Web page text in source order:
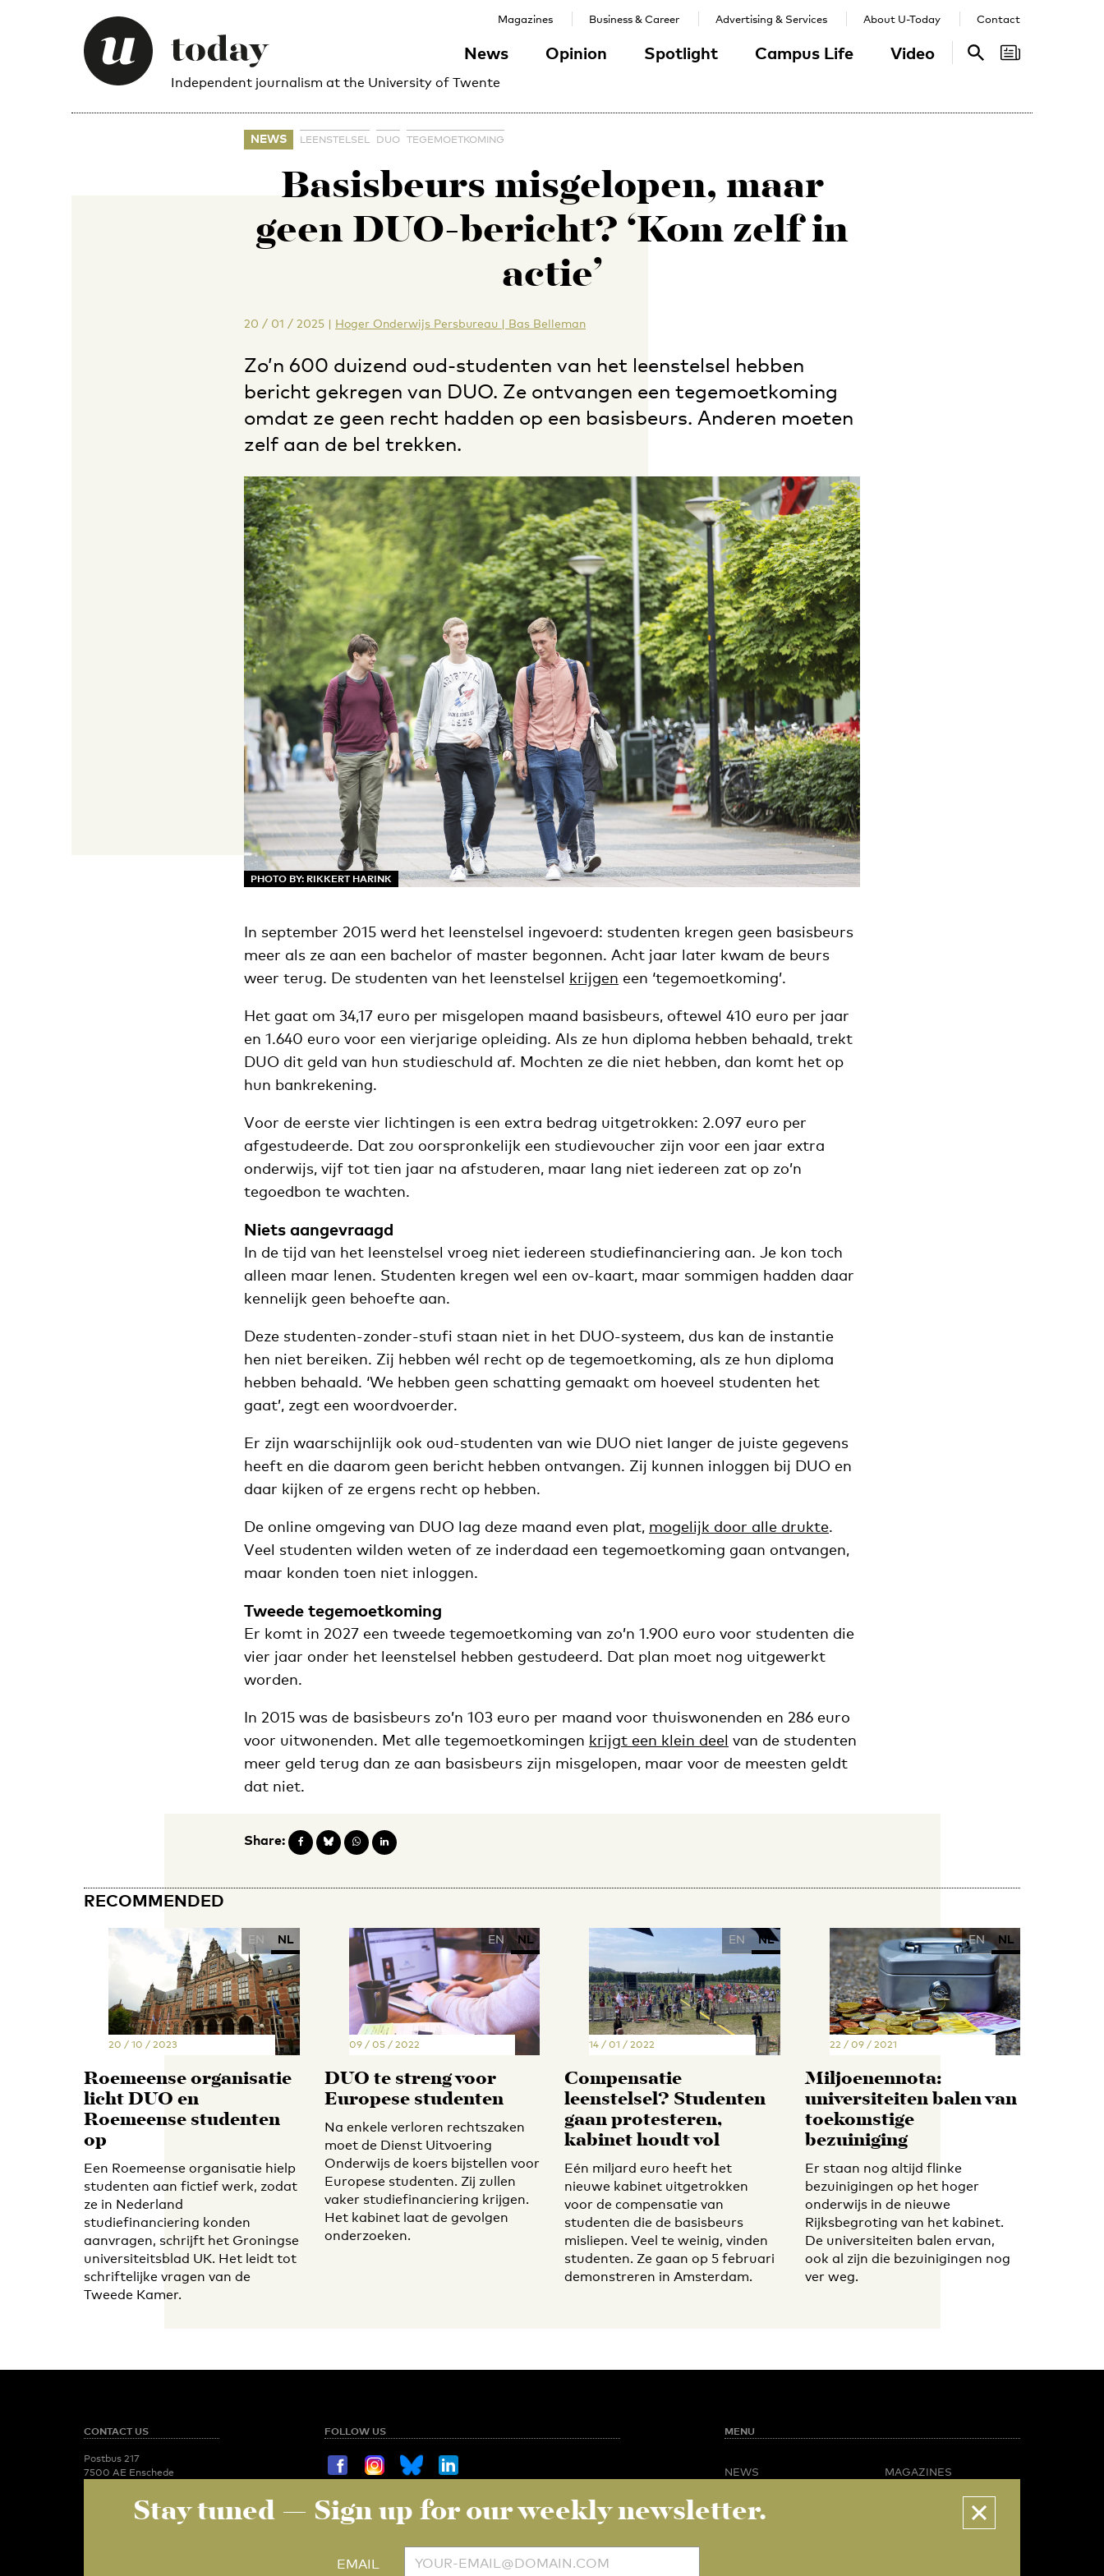
Independent journalism at the University of Twente
News Opinion Spotlight Campus Life Video
Magazines Business & Career Advertising & Services About U-Today Contact
Search
NEWS LEENSTELSEL DUO TEGEMOETKOMING
Basisbeurs misgelopen, maar
geen DUO-bericht? ‘Kom zelf in
actie’
20 / 01 / 2025 | Hoger Onderwijs Persbureau | Bas Belleman
Zo’n 600 duizend oud-studenten van het leenstelsel hebben
bericht gekregen van DUO. Ze ontvangen een tegemoetkoming
omdat ze geen recht hadden op een basisbeurs. Anderen moeten
zelf aan de bel trekken.
PHOTO BY: RIKKERT HARINK
In september 2015 werd het leenstelsel ingevoerd: studenten kregen geen basisbeurs
meer als ze aan een bachelor of master begonnen. Acht jaar later kwam de beurs
weer terug. De studenten van het leenstelsel krijgen een ‘tegemoetkoming’.
Het gaat om 34,17 euro per misgelopen maand basisbeurs, oftewel 410 euro per jaar
en 1.640 euro voor een vierjarige opleiding. Als ze hun diploma hebben behaald, trekt
DUO dit geld van hun studieschuld af. Mochten ze die niet hebben, dan komt het op
hun bankrekening.
Voor de eerste vier lichtingen is een extra bedrag uitgetrokken: 2.097 euro per
afgestudeerde. Dat zou oorspronkelijk een studievoucher zijn voor een jaar extra
onderwijs, vijf tot tien jaar na afstuderen, maar lang niet iedereen zat op zo’n
tegoedbon te wachten.
Niets aangevraagd
In de tijd van het leenstelsel vroeg niet iedereen studiefinanciering aan. Je kon toch
alleen maar lenen. Studenten kregen wel een ov-kaart, maar sommigen hadden daar
kennelijk geen behoefte aan.
Deze studenten-zonder-stufi staan niet in het DUO-systeem, dus kan de instantie
hen niet bereiken. Zij hebben wél recht op de tegemoetkoming, als ze hun diploma
hebben behaald. ‘We hebben geen schatting gemaakt om hoeveel studenten het
gaat’, zegt een woordvoerder.
Er zijn waarschijnlijk ook oud-studenten van wie DUO niet langer de juiste gegevens
heeft en die daarom geen bericht hebben ontvangen. Zij kunnen inloggen bij DUO en
daar kijken of ze ergens recht op hebben.
De online omgeving van DUO lag deze maand even plat, mogelijk door alle drukte.
Veel studenten wilden weten of ze inderdaad een tegemoetkoming gaan ontvangen,
maar konden toen niet inloggen.
Tweede tegemoetkoming
Er komt in 2027 een tweede tegemoetkoming van zo’n 1.900 euro voor studenten die
vier jaar onder het leenstelsel hebben gestudeerd. Dat plan moet nog uitgewerkt
worden.
In 2015 was de basisbeurs zo’n 103 euro per maand voor thuiswonenden en 286 euro
voor uitwonenden. Met alle tegemoetkomingen krijgt een klein deel van de studenten
meer geld terug dan ze aan basisbeurs zijn misgelopen, maar voor de meesten geldt
dat niet.
Share:
RECOMMENDED
EN NL
20 / 10 / 2023
Roemeense organisatie
licht DUO en
Roemeense studenten
op
Een Roemeense organisatie hielp
studenten aan fictief werk, zodat
ze in Nederland
studiefinanciering konden
aanvragen, schrijft het Groningse
universiteitsblad UK. Het leidt tot
schriftelijke vragen van de
Tweede Kamer.
EN NL
09 / 05 / 2022
DUO te streng voor
Europese studenten
Na enkele verloren rechtszaken
moet de Dienst Uitvoering
Onderwijs de koers bijstellen voor
Europese studenten. Zij zullen
vaker studiefinanciering krijgen.
Het kabinet laat de gevolgen
onderzoeken.
EN NL
14 / 01 / 2022
Compensatie
leenstelsel? Studenten
gaan protesteren,
kabinet houdt vol
Eén miljard euro heeft het
nieuwe kabinet uitgetrokken
voor de compensatie van
studenten die de basisbeurs
misliepen. Veel te weinig, vinden
studenten. Ze gaan op 5 februari
demonstreren in Amsterdam.
EN NL
22 / 09 / 2021
Miljoenennota:
universiteiten balen van
toekomstige
bezuiniging
Er staan nog altijd flinke
bezuinigingen op het hoger
onderwijs in de nieuwe
Rijksbegroting van het kabinet.
De universiteiten balen ervan,
ook al zijn die bezuinigingen nog
ver weg.
CONTACT US
Postbus 217
7500 AE Enschede
FOLLOW US
STAY TUNED Sign up for our weekly newsletter
Relation to UT
MENU
NEWS
SPOTLIGHT
MAGAZINES
Stay tuned— Sign up for our weekly newsletter.
EMAIL